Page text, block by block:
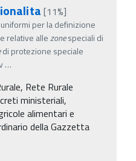
[11%]
per la definizione
relative allezonespeciali di
di protezione speciale
…
Rete Rurale
ministeriali,
alimentari e
della Gazzetta